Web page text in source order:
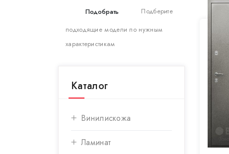
Подберите
подходящие модели по нужным
характеристикам
Каталог
Винилискожа
Ламинат